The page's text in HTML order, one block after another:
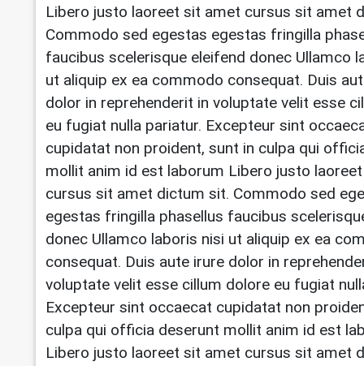
Libero justo laoreet sit amet cursus sit amet
Commodo sed egestas egestas fringilla
faucibus scelerisque eleifend donec Ullamco
ut aliquip ex ea commodo consequat. Duis
dolor in reprehenderit in voluptate velit esse
eu fugiat nulla pariatur. Excepteur sint
cupidatat non proident, sunt in culpa qui
mollit anim id est laborum Libero justo
cursus sit amet dictum sit. Commodo sed
egestas fringilla phasellus faucibus
donec Ullamco laboris nisi ut aliquip ex ea
consequat. Duis aute irure dolor in
voluptate velit esse cillum dolore eu fugiat
Excepteur sint occaecat cupidatat non
culpa qui officia deserunt mollit anim id est
Libero justo laoreet sit amet cursus sit amet